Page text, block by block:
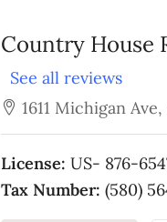
Country House
See all reviews
1611 Michigan
License: US- 876-
Tax Number: (580)